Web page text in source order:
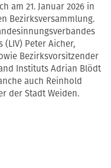
am 21. Januar 2026 in
Bezirksversammlung.
Peter Aicher,
Bezirksvorsitzender
Instituts Adrian Blödt
auch Reinhold
der Stadt Weiden.